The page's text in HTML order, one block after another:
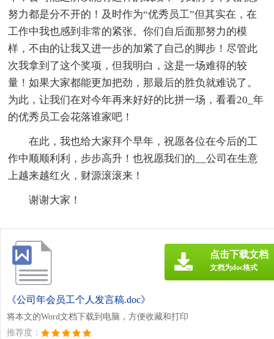
努力都是分不开的！及时作为“优秀员工”但其实在，在
工作中我也感到非常的紧张。你们自后面那努力的模
样，不由的让我又进一步的加紧了自己的脚步！尽管此
次我拿到了这个奖项，但我明白，这是一场难得的较
量！如果大家都能更加把劲，那最后的胜负就难说了。
为此，让我们在对今年再来好好的比拼一场，看看20_年
的优秀员工会花落谁家吧！
在此，我也给大家拜个早年，祝愿各位在今后的工
作中顺顺利利，步步高升！也祝愿我们的__公司在生意
上越来越红火，财源滚滚来！
谢谢大家！
《公司年会员工个人发言稿.doc》
将本文的Word文档下载到电脑，方便收藏和打印
推荐度：
点击下载文档
文档为doc格式